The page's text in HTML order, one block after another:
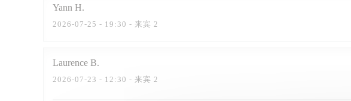
Yann H
2026-07-25 - 19:30 - 来宾 2
Laurence B
2026-07-23 - 12:30 - 来宾 2